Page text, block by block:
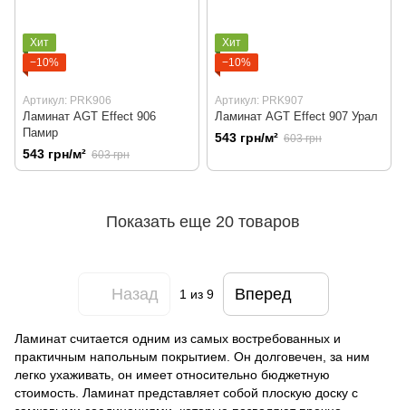
Хит
−10%
Артикул: PRK906
Ламинат AGT Effect 906
Памир
543 грн/м² 603 грн
Хит
−10%
Артикул: PRK907
Ламинат AGT Effect 907 Урал
543 грн/м² 603 грн
Показать еще 20 товаров
Назад 1 из 9 Вперед
Ламинат считается одним из самых востребованных и
практичным напольным покрытием. Он долговечен, за ним
легко ухаживать, он имеет относительно бюджетную
стоимость. Ламинат представляет собой плоскую доску с